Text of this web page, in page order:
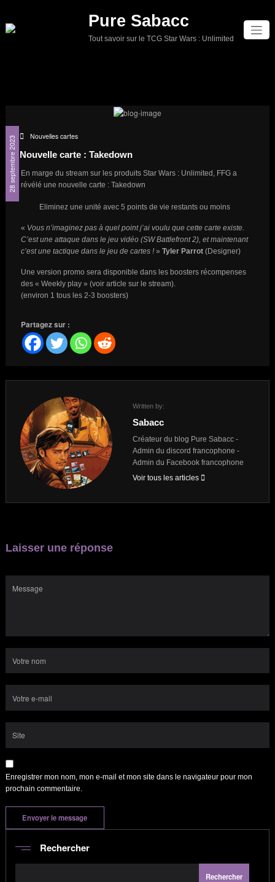
contenu
Pure Sabacc
Tout savoir sur le TCG Star Wars : Unlimited
28 septembre 2023 Nouvelles cartes
Nouvelle carte : Takedown
En marge du stream sur les produits Star Wars : Unlimited, FFG a
révélé une nouvelle carte : Takedown
Eliminez une unité avec 5 points de vie restants ou moins
« Vous n’imaginez pas à quel point j’ai voulu que cette carte existe.
C’est une attaque dans le jeu vidéo (SW Battlefront 2), et maintenant
c’est une tactique dans le jeu de cartes !» Tyler Parrot(Designer)
Une version promo sera disponible dans les boosters récompenses
des « Weekly play » (voir article sur le stream).
(environ 1 tous les 2-3 boosters)
Partagez sur :
Written by:
Sabacc
Créateur du blog Pure Sabacc -
Admin du discord francophone -
Admin du Facebook francophone
Voir tous les articles
Laisser une réponse
Enregistrer mon nom, mon e-mail et mon site dans le navigateur pour mon
prochain commentaire.
Rechercher
Rechercher